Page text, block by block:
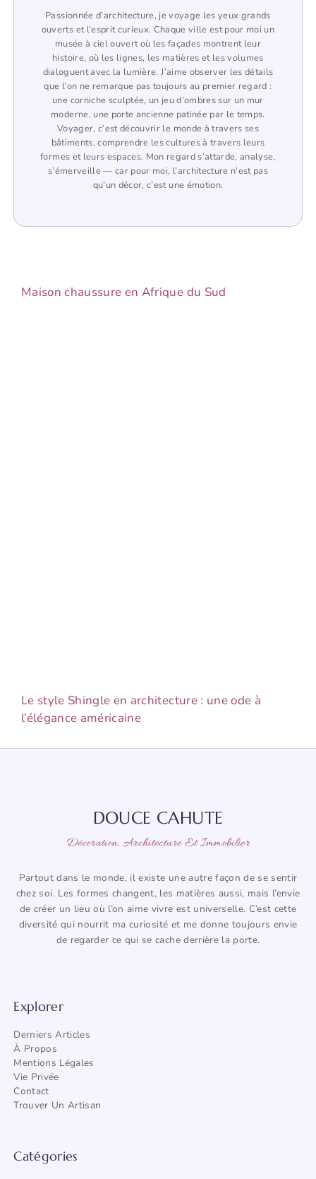
Passionnée d’architecture, je voyage les yeux grands
ouverts et l’esprit curieux. Chaque ville est pour moi un
musée à ciel ouvert où les façades montrent leur
histoire, où les lignes, les matières et les volumes
dialoguent avec la lumière. J’aime observer les détails
que l’on ne remarque pas toujours au premier regard :
une corniche sculptée, un jeu d’ombres sur un mur
moderne, une porte ancienne patinée par le temps.
Voyager, c’est découvrir le monde à travers ses
bâtiments, comprendre les cultures à travers leurs
formes et leurs espaces. Mon regard s’attarde, analyse,
s’émerveille — car pour moi, l’architecture n’est pas
qu'un décor, c’est une émotion.
Maison chaussure en Afrique du Sud
Le style Shingle en architecture : une ode à
l’élégance américaine
DOUCE CAHUTE
Décoration, Architecture Et Immobilier
Partout dans le monde, il existe une autre façon de se sentir
chez soi. Les formes changent, les matières aussi, mais l’envie
de créer un lieu où l’on aime vivre est universelle. C’est cette
diversité qui nourrit ma curiosité et me donne toujours envie
de regarder ce qui se cache derrière la porte.
Explorer
Derniers Articles
À Propos
Mentions Légales
Vie Privée
Contact
Trouver Un Artisan
Catégories